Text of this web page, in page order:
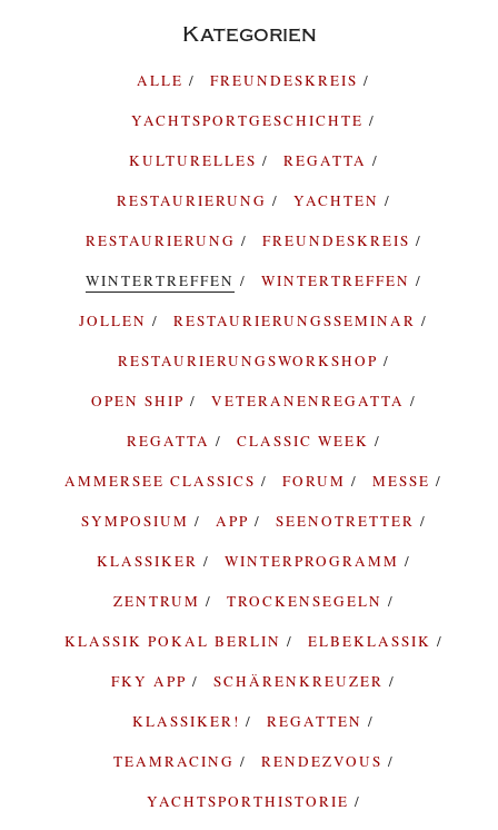
Kategorien
ALLE
FREUNDESKREIS
YACHTSPORTGESCHICHTE
KULTURELLES
REGATTA
RESTAURIERUNG
YACHTEN
RESTAURIERUNG
FREUNDESKREIS
WINTERTREFFEN
WINTERTREFFEN
JOLLEN
RESTAURIERUNGSSEMINAR
RESTAURIERUNGSWORKSHOP
OPEN SHIP
VETERANENREGATTA
REGATTA
CLASSIC WEEK
AMMERSEE CLASSICS
FORUM
MESSE
SYMPOSIUM
APP
SEENOTRETTER
KLASSIKER
WINTERPROGRAMM
ZENTRUM
TROCKENSEGELN
KLASSIK POKAL BERLIN
ELBEKLASSIK
FKY APP
SCHÄRENKREUZER
KLASSIKER!
REGATTEN
TEAMRACING
RENDEZVOUS
YACHTSPORTHISTORIE